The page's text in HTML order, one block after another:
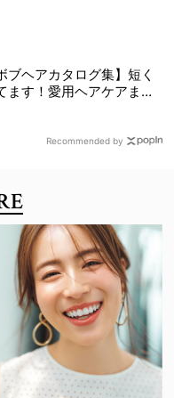
ブヘアカタログ集】短く
ます！愛用ヘアケアまで
Recommended by